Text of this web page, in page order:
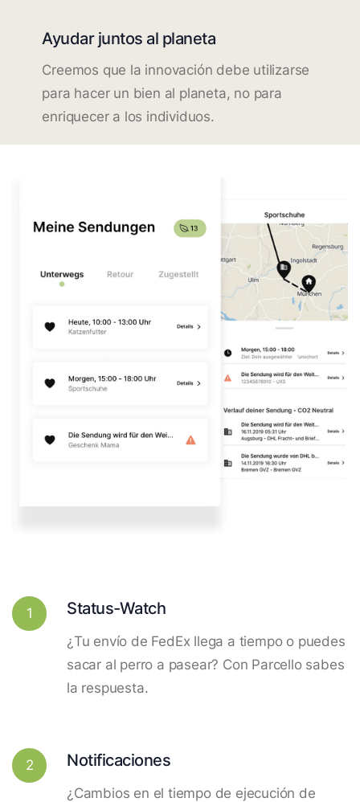
Ayudar juntos al planeta
Creemos que la innovación debe utilizarse
para hacer un bien al planeta, no para
enriquecer a los individuos.
1 Status-Watch
¿Tu envío de FedEx llega a tiempo o puedes
sacar al perro a pasear? Con Parcello sabes
la respuesta.
2 Notificaciones
¿Cambios en el tiempo de ejecución de